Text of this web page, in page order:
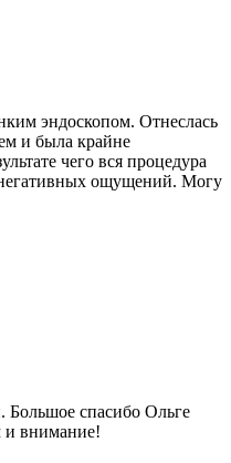
эндоскопом. Отнеслась
и была крайне
чего вся процедура
ощущений. Могу
Большое спасибо Ольге
и внимание!